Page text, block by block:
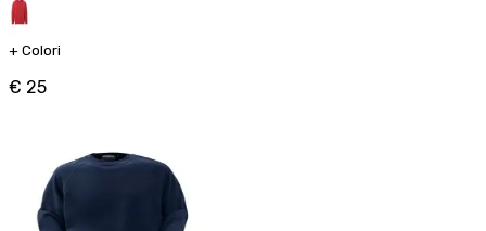
+ Colori
€ 25